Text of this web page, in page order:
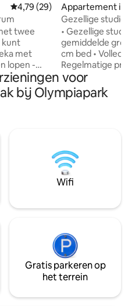
Gemiddelde beoordeling van
4,79 (29)
twee
kunt
met
10
- Naar
2)
- bed in
Appartement in
Gezellige studio
München
• Gezellige studio
gemiddelde
cm bed • Volledig
Regelmatige
• Gedeelde
een
inbegrepen •
stappen
Vroeg inchecken
beschikbaar op
toeslag.
voor
bij Olympiapark
Wifi
Gratis parkeren op
het terrein